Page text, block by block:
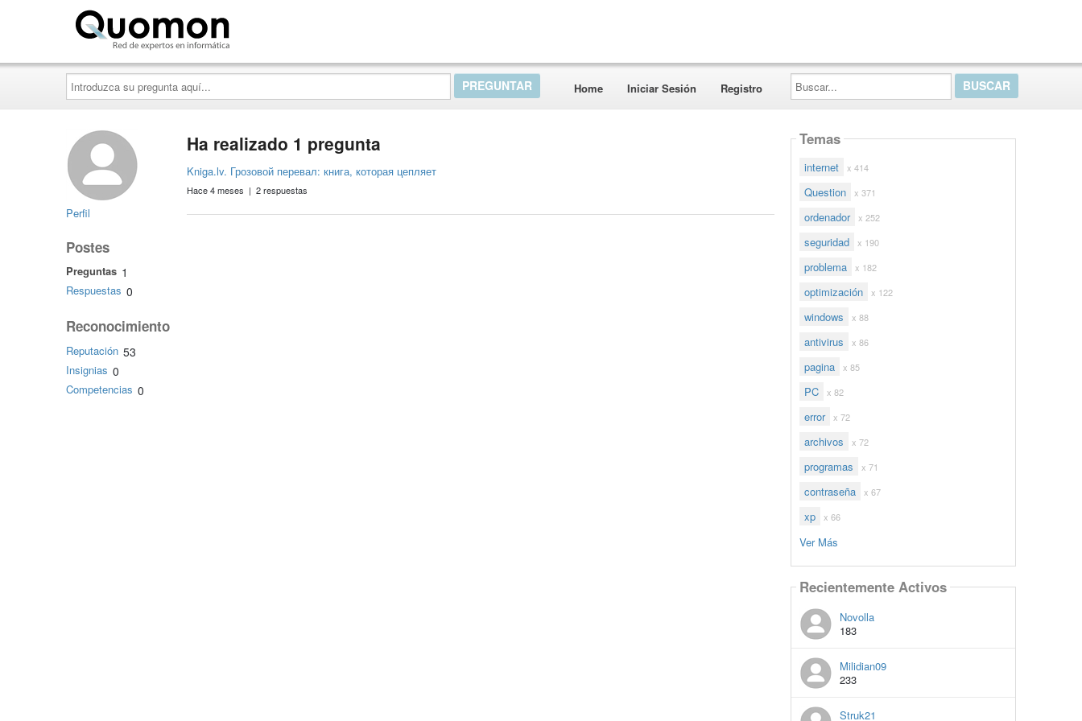
Introduzca
su
pregunta
aquí...
Home Iniciar Sesión Registro
Buscar...
Perfil
Postes
Preguntas 1
Respuestas 0
Reconocimiento
Reputación 53
Insignias 0
Competencias 0
Ha realizado 1 pregunta
Kniga.lv. Грозовой перевал: книга, которая цепляет
Hace 4 meses | 2 respuestas
Temas
internet x 414
Question x 371
ordenador x 252
seguridad x 190
problema x 182
optimización x 122
windows x 88
antivirus x 86
pagina x 85
PC x 82
error x 72
archivos x 72
programas x 71
contraseña x 67
xp x 66
Ver Más
Recientemente Activos
Novolla
183
Milidian09
233
Struk21